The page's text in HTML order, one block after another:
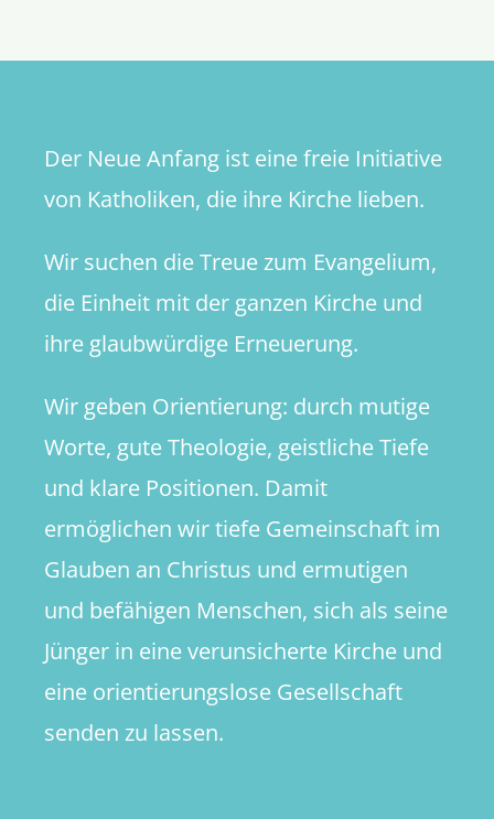
Der Neue Anfang ist eine freie Initiative
von Katholiken, die ihre Kirche lieben.
Wir suchen die Treue zum Evangelium,
die Einheit mit der ganzen Kirche und
ihre glaubwürdige Erneuerung.
Wir geben Orientierung: durch mutige
Worte, gute Theologie, geistliche Tiefe
und klare Positionen. Damit
ermöglichen wir tiefe Gemeinschaft im
Glauben an Christus und ermutigen
und befähigen Menschen, sich als seine
Jünger in eine verunsicherte Kirche und
eine orientierungslose Gesellschaft
senden zu lassen.